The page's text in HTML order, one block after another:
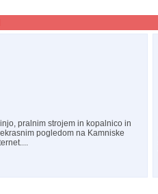
pralnim strojem in kopalnico in
pogledom na Kamniske